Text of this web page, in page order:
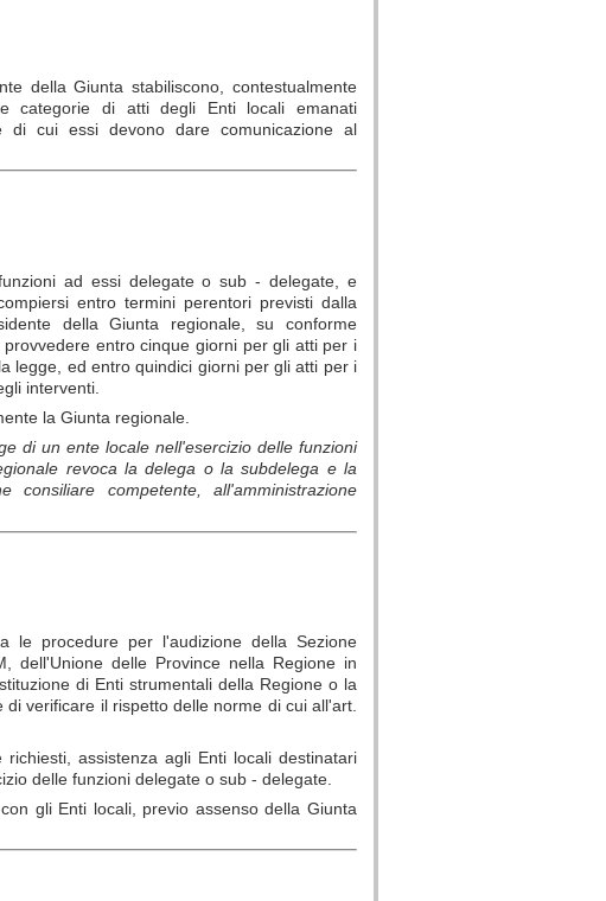
della Giunta stabiliscono, contestualmente
categorie di atti degli Enti locali emanati
di cui essi devono dare comunicazione al
ad essi delegate o sub - delegate, e
entro termini perentori previsti dalla
della Giunta regionale, su conforme
entro cinque giorni per gli atti per i
legge, ed entro quindici giorni per gli atti per i
interventi.
la Giunta regionale.
di un ente locale nell'esercizio delle funzioni
revoca la delega o la subdelega e la
consiliare competente, all'amministrazione
le procedure per l'audizione della Sezione
dell'Unione delle Province nella Regione in
di Enti strumentali della Regione o la
verificare il rispetto delle norme di cui all'art.
assistenza agli Enti locali destinatari
delle funzioni delegate o sub - delegate.
gli Enti locali, previo assenso della Giunta